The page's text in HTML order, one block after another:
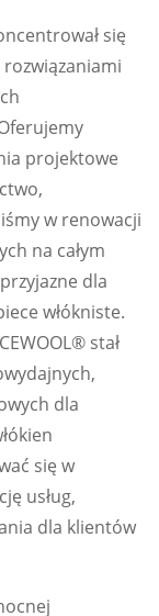
się
projektowe
w renowacji
na całym
dla
włókniste.
stał
dla
się w
usług,
dla klientów